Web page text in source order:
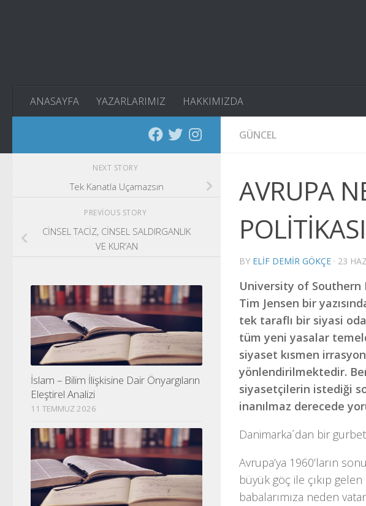
ANASAYFA YAZARLARIMIZ HAKKIMIZDA
GÜNCEL
AVRUPA
BY ELIF DEMIR GÖKÇE · 23
University of Southern
Tim Jensen bir
tek taraflı bir siyasi
tüm yeni yasalar
siyaset kısmen
yönlendirilmektedir.
siyasetçilerin istediği
inanılmaz derecede
Danimarka´dan bir
Avrupa’ya 1960’ların
büyük göç ile çıkıp
babalarımıza neden
NEXT STORY
Tek Kanatla Uçamazsın
PREVIOUS STORY
CİNSEL TACİZ, CİNSEL SALDIRGANLIK
VE KUR’AN
İslam – Bilim İlişkisine Dair Önyargıların
Eleştirel Analizi
11 TEMMUZ 2026